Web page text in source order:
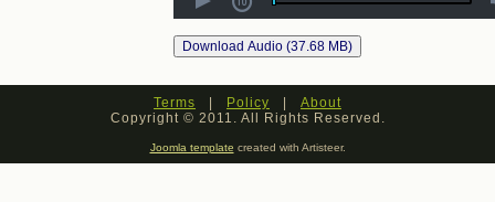
Terms | Policy | About
Copyright © 2011. All Rights Reserved.
Joomla template created with Artisteer.